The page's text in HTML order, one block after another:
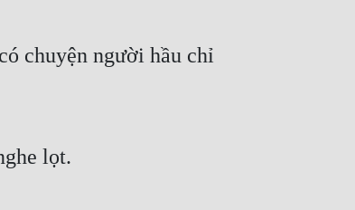
chuyện người hầu chỉ
lọt.